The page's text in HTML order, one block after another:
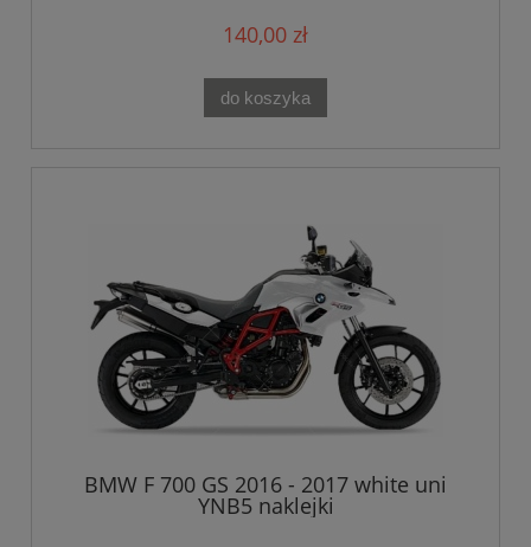
140,00 zł
do koszyka
BMW F 700 GS 2016 - 2017 white uni
YNB5 naklejki